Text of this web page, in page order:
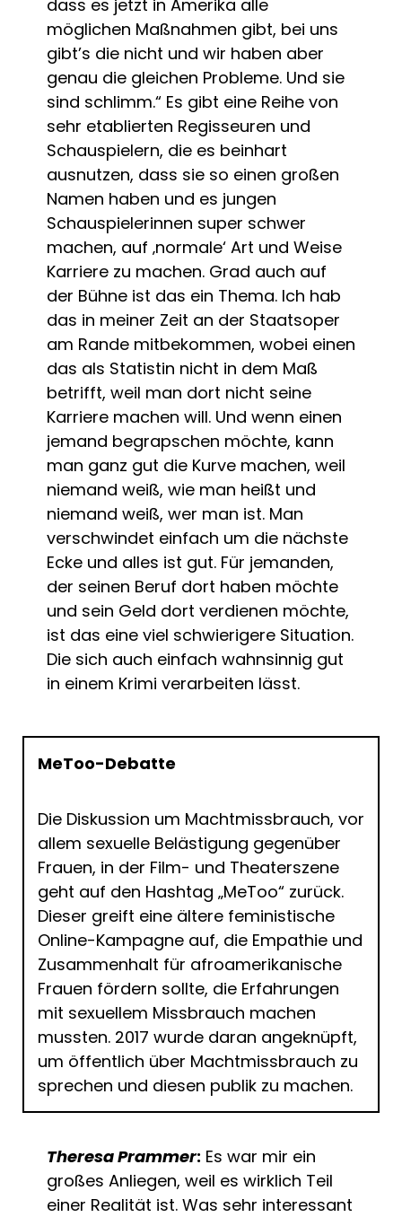
dass es jetzt in Amerika alle
möglichen Maßnahmen gibt, bei uns
gibt’s die nicht und wir haben aber
genau die gleichen Probleme. Und sie
sind schlimm.“ Es gibt eine Reihe von
sehr etablierten Regisseuren und
Schauspielern, die es beinhart
ausnutzen, dass sie so einen großen
Namen haben und es jungen
Schauspielerinnen super schwer
machen, auf ‚normale‘ Art und Weise
Karriere zu machen. Grad auch auf
der Bühne ist das ein Thema. Ich hab
das in meiner Zeit an der Staatsoper
am Rande mitbekommen, wobei einen
das als Statistin nicht in dem Maß
betrifft, weil man dort nicht seine
Karriere machen will. Und wenn einen
jemand begrapschen möchte, kann
man ganz gut die Kurve machen, weil
niemand weiß, wie man heißt und
niemand weiß, wer man ist. Man
verschwindet einfach um die nächste
Ecke und alles ist gut. Für jemanden,
der seinen Beruf dort haben möchte
und sein Geld dort verdienen möchte,
ist das eine viel schwierigere Situation.
Die sich auch einfach wahnsinnig gut
in einem Krimi verarbeiten lässt.
MeToo-Debatte
Die Diskussion um Machtmissbrauch, vor
allem sexuelle Belästigung gegenüber
Frauen, in der Film- und Theaterszene
geht auf den Hashtag „MeToo“ zurück.
Dieser greift eine ältere feministische
Online-Kampagne auf, die Empathie und
Zusammenhalt für afroamerikanische
Frauen fördern sollte, die Erfahrungen
mit sexuellem Missbrauch machen
mussten. 2017 wurde daran angeknüpft,
um öffentlich über Machtmissbrauch zu
sprechen und diesen publik zu machen.
Theresa Prammer: Es war mir ein
großes Anliegen, weil es wirklich Teil
einer Realität ist. Was sehr interessant